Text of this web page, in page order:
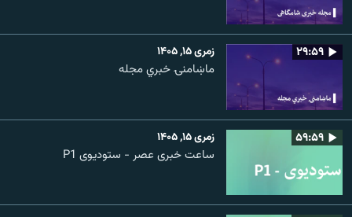
۲۹:۵۹ زمری ۱۵, ۱۴۰۵
ماښامنۍ خبري مجله
۵۹:۵۹ زمری ۱۵, ۱۴۰۵
ساعت خبری عصر - ستودیوی P1